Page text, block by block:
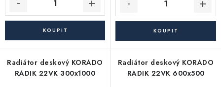
Radiátor deskový KORADO
RADIK 22VK 300x1000
Radiátor deskový KORADO
RADIK 22VK 600x500